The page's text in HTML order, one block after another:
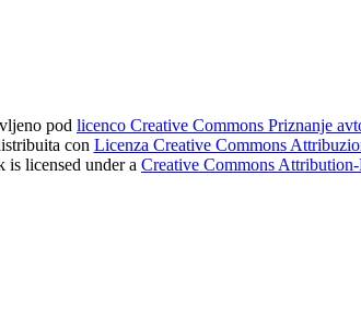
pod licenco Creative Commons Priznanje
con Licenza Creative Commons
is licensed under a Creative Commons